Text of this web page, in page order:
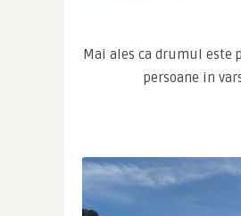
Mai ales ca drumul este
persoane in